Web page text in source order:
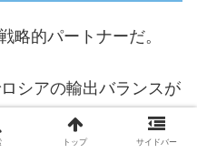
略的パートナーだ。
シアの輸出バランスが
は難しくなっている。
トップ サイドバー